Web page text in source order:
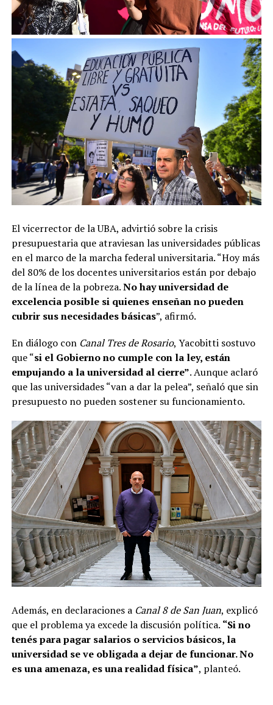
Elvicerrector de la UBA, advirtió sobre la crisis
presupuestaria que atraviesan las universidades públicas
en el marco de la marcha federal universitaria. “Hoy más
del 80% de los docentes universitarios están por debajo
de la línea de la pobreza.No hay universidad de
excelencia posible si quienes enseñan no pueden
cubrir sus necesidades básicas”, afirmó.
En diálogo con Canal Tres de Rosario, Yacobitti sostuvo
que “si el Gobierno no cumple con la ley, están
empujando a la universidad al cierre”. Aunque aclaró
que las universidades “van a dar la pelea”, señaló que sin
presupuesto no pueden sostener su funcionamiento.
Además, en declaraciones a Canal 8 de San Juan, explicó
que el problema ya excede la discusión política. “Si no
tenés para pagar salarios o servicios básicos, la
universidad se ve obligada a dejar de funcionar. No
es una amenaza, es una realidad física”, planteó.